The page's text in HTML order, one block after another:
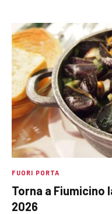
FUORI PORTA
Torna a Fiumicino
2026